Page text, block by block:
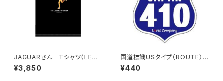
JAGUARさん Tシャツ（LEGE
ND-B）Black
¥3,850
国道標識USタイプ（ROUTE）ス
テッカー 410号線
¥440